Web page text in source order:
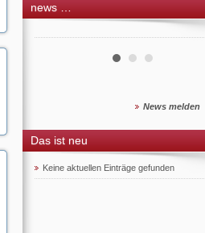
news …
News melden
Das ist neu
Keine aktuellen Einträge gefunden